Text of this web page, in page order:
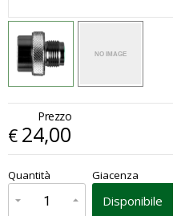
Prezzo
€ 24,00
x1 Prezzo finale:€24,00
Quantità Giacenza
Disponibile